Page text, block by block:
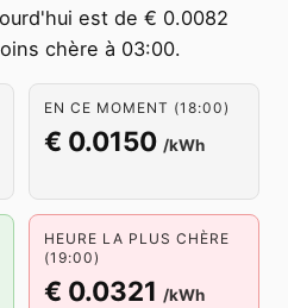
est de € 0.0082
chère à 03:00.
EN CE MOMENT (18:00)
€ 0.0150 /kWh
HEURE LA PLUS CHÈRE
(19:00)
€ 0.0321 /kWh